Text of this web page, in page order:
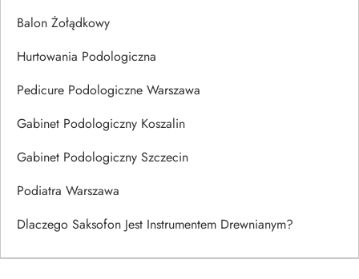
Balon Żołądkowy
Hurtowania Podologiczna
Pedicure Podologiczne Warszawa
Gabinet Podologiczny Koszalin
Gabinet Podologiczny Szczecin
Podiatra Warszawa
Dlaczego Saksofon Jest Instrumentem Drewnianym?